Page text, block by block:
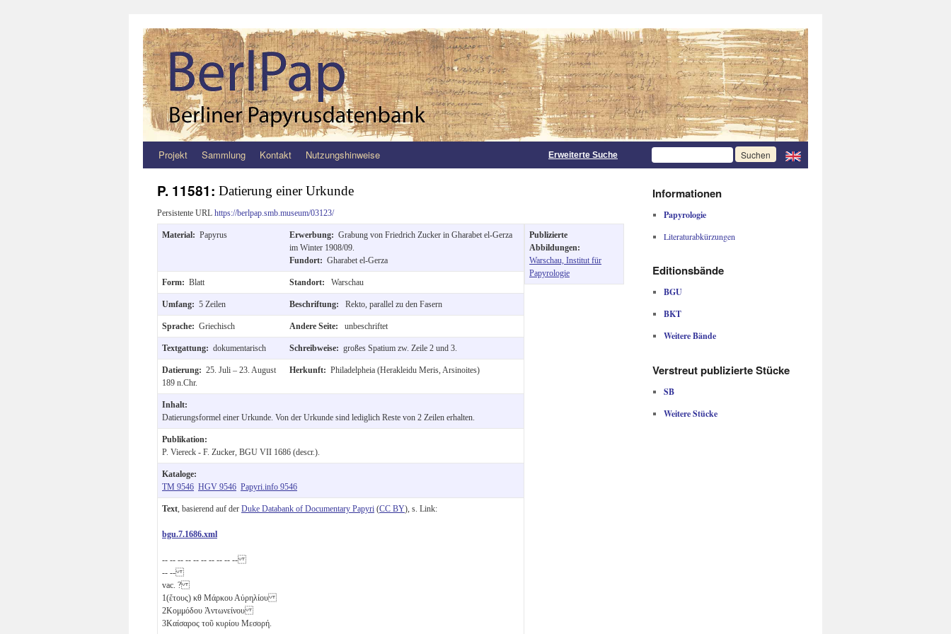
Zum
springen
Projekt Sammlung Kontakt Nutzungshinweise Erweiterte Suche
P. 11581: Datierung einer Urkunde
Persistente URL https://berlpap.smb.museum/03123/
Material: Papyrus Erwerbung: Grabung von Friedrich Zucker in Gharabet el-Gerza
im Winter 1908/09.
Fundort: Gharabet el-Gerza
Form: Blatt Standort: Warschau
Umfang: 5 Zeilen Beschriftung: Rekto, parallel zu den Fasern
Sprache: Griechisch Andere Seite: unbeschriftet
Textgattung: dokumentarisch Schreibweise: großes Spatium zw. Zeile 2 und 3.
Datierung: 25. Juli – 23. August
189 n.Chr.
Herkunft: Philadelpheia (Herakleidu Meris, Arsinoites)
Inhalt:
Datierungsformel einer Urkunde. Von der Urkunde sind lediglich Reste von 2 Zeilen erhalten.
Publikation:
P. Viereck - F. Zucker, BGU VII 1686 (descr.).
Kataloge:
TM 9546 HGV 9546 Papyri.info 9546
Text , basierend auf der Duke Databank of Documentary Papyri (CC BY), s. Link:
bgu.7.1686.xml
-- -- -- -- -- -- -- -- -- --
-- --
vac. ?
1(ἔτους) κθ Μάρκου Αὐρηλίου
2Κομμόδου Ἀντωνείνου
3Καίσαρος τοῦ κυρίου Μεσορή.
Publizierte
Abbildungen:
Warschau, Institut für
Papyrologie
Informationen
Papyrologie
Literaturabkürzungen
Editionsbände
BGU
BKT
Weitere Bände
Verstreut publizierte Stücke
SB
Weitere Stücke